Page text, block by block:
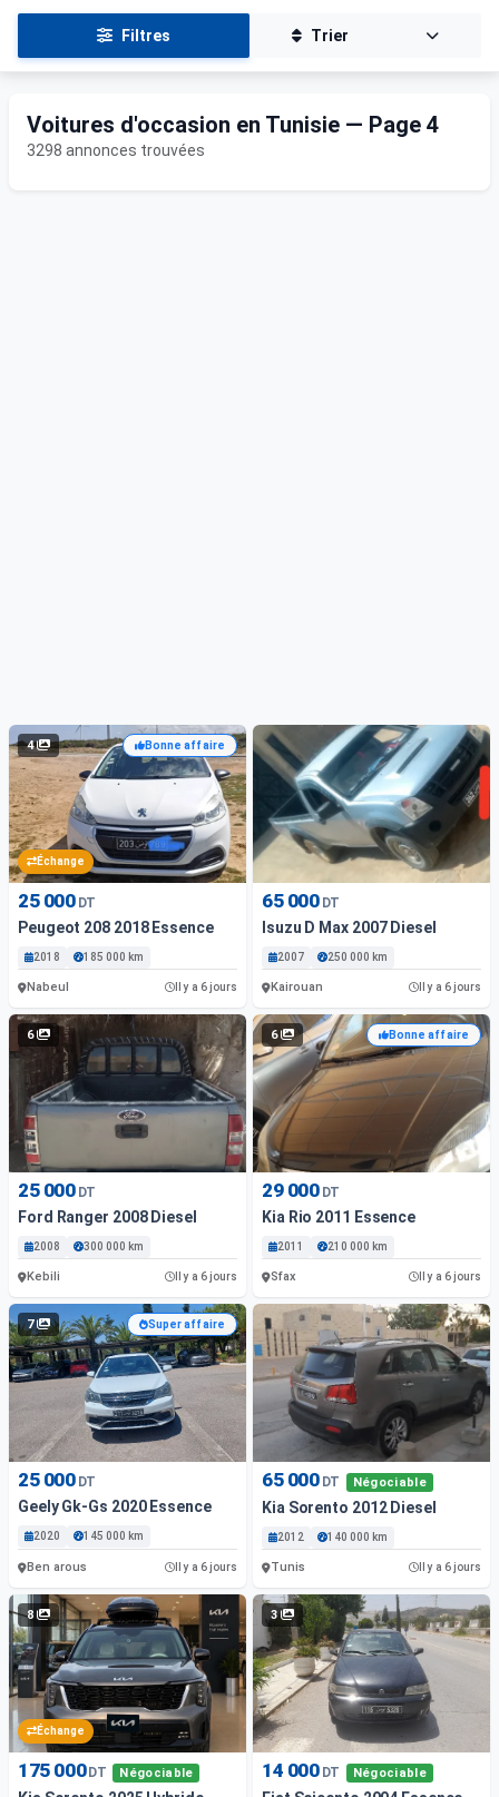
Filtres Trier
Voitures d'occasion en Tunisie — Page 4
3298 annonces trouvées
4
Échange
Bonne affaire
25 000 DT
Peugeot 208 2018 Essence
2018 185 000 km
Nabeul Il y a 6 jours
65 000 DT
Isuzu D Max 2007 Diesel
2007 250 000 km
Kairouan Il y a 6 jours
6
25 000 DT
Ford Ranger 2008 Diesel
2008 300 000 km
Kebili Il y a 6 jours
6 Bonne affaire
29 000 DT
Kia Rio 2011 Essence
2011 210 000 km
Sfax Il y a 6 jours
7 Super affaire
25 000 DT
Geely Gk-Gs 2020 Essence
2020 145 000 km
Ben arous Il y a 6 jours
65 000 DT Négociable
Kia Sorento 2012 Diesel
2012 140 000 km
Tunis Il y a 6 jours
8
Échange
175 000 DT Négociable
3
14 000 DT Négociable